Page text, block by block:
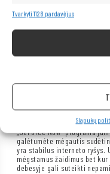
Tvarkyti 1128 pardavėjus
Slapukų
Nenorite investuoti į
žaidimus? Turime
„GeForce Now“ yra puikus
„GeForce Now“ programa
galėtumėte mėgautis
yra stabilus interneto ryšys.
mėgstamus žaidimus bet
debesyje gali suteikti